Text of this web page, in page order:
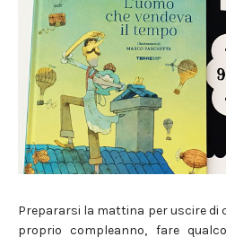
Prepararsi la mattina per uscire di
proprio compleanno, fare